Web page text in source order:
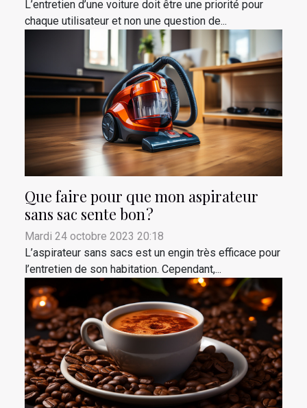
L’entretien d’une voiture doit être une priorité pour
chaque utilisateur et non une question de...
Que faire pour que mon aspirateur
sans sac sente bon ?
Mardi 24 octobre 2023 20:18
L’aspirateur sans sacs est un engin très efficace pour
l’entretien de son habitation. Cependant,...